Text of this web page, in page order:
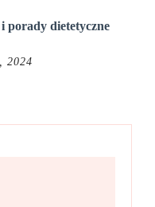
porady dietetyczne
2024